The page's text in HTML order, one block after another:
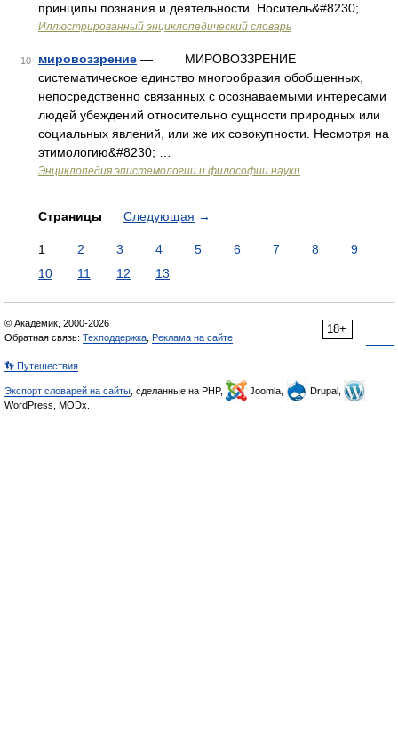
принципы познания и деятельности. Носитель&#8230; …
Иллюстрированный энциклопедический словарь
10 мировоззрение — МИРОВОЗЗРЕНИЕ
систематическое единство многообразия обобщенных,
непосредственно связанных с осознаваемыми интересами
людей убеждений относительно сущности природных или
социальных явлений, или же их совокупности. Несмотря на
этимологию&#8230; …
Энциклопедия эпистемологии и философии науки
Страницы Следующая →
1 2 3 4 5 6 7 8
9
10
11 12 13
18+
© Академик, 2000-2026
Обратная связь: Техподдержка Реклама на сайте
👣 Путешествия
Экспорт словарей на сайты , сделанные на PHP, Joomla,
Drupal,
WordPress, MODx.